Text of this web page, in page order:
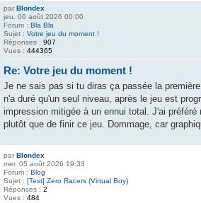
par Blondex
jeu. 06 août 2026 00:00
Forum : Bla Bla
Sujet : Votre jeu du moment !
Réponses : 907
Vues : 444365
Re: Votre jeu du moment !
Je ne sais pas si tu diras ça passée la
n'a duré qu'un seul niveau, après le jeu est
impression mitigée à un ennui total. J'ai préféré
plutôt que de finir ce jeu. Dommage, car
par Blondex
mer. 05 août 2026 19:33
Forum : Blog
Sujet : [Test] Zero Racers (Virtual Boy)
Réponses : 2
Vues : 484